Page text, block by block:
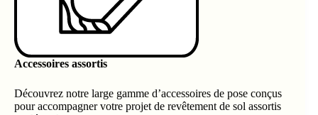
Accessoires assortis
Découvrez notre large gamme d’accessoires de pose conçus
pour accompagner votre projet de revêtement de sol assortis